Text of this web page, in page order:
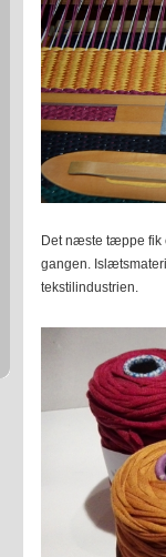
Det næste tæppe fik
gangen.
tekstilindustrien.